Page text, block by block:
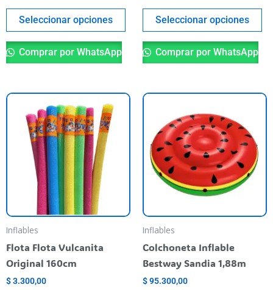
Seleccionar opciones
producto
Comprar por WhatsApp
Seleccionar opciones
Comprar por WhatsApp
Inflables
Flota Flota Vulcanita
Original 160cm
$3.300,00
Inflables
Colchoneta Inflable
Bestway Sandia 1,88m
$95.300,00